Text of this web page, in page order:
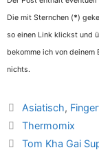
Die mit Sternchen (*)
so einen Link klickst und
bekomme ich von deinem
nichts.
Kategorien
Asiatisch,
Schlagwörter
Thermomix
Tom Kha Gai